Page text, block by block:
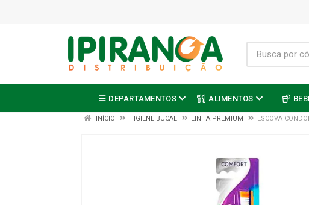
DEPARTAMENTOS ALIMENTOS
INÍCIO HIGIENE BUCAL LINHA PREMIUM ESCOVA